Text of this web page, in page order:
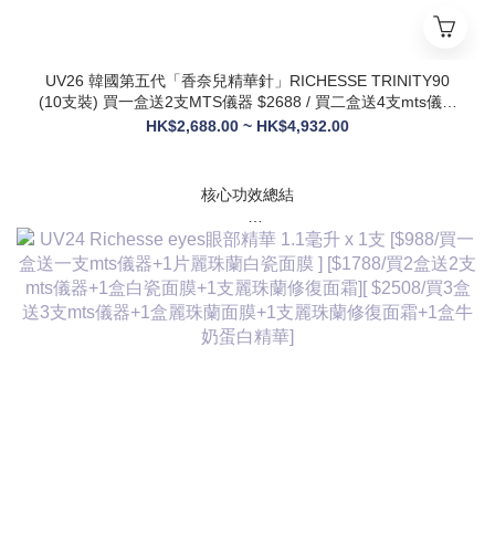
UV26 韓國第五代「香奈兒精華針」RICHESSE TRINITY90
(10支裝) 買一盒送2支MTS儀器 $2688 / 買二盒送4支mts儀器
+1盒麗珠蘭面膜+1支麗珠蘭修復面霜 $3288
HK$2,688.00 ~ HK$4,932.00
核心功效總結
✅ 膠原新生：促進膠原蛋白合成，改善皮膚自然代謝，淡化皺
紋、緊致輪廓
✅ 修護煥膚：改善痤瘡疤痕、色素沈著，修復受損肌膚屏障
✅ 營養供給：為皮膚提供全方位營養，增強彈性與光澤感
✅ 水潤亮白：深層補水鎖水，提亮膚色，讓肌膚通透飽滿
✅ 抗衰維穩：調節皮膚狀態，改善敏感與暗沈，維持健康年輕